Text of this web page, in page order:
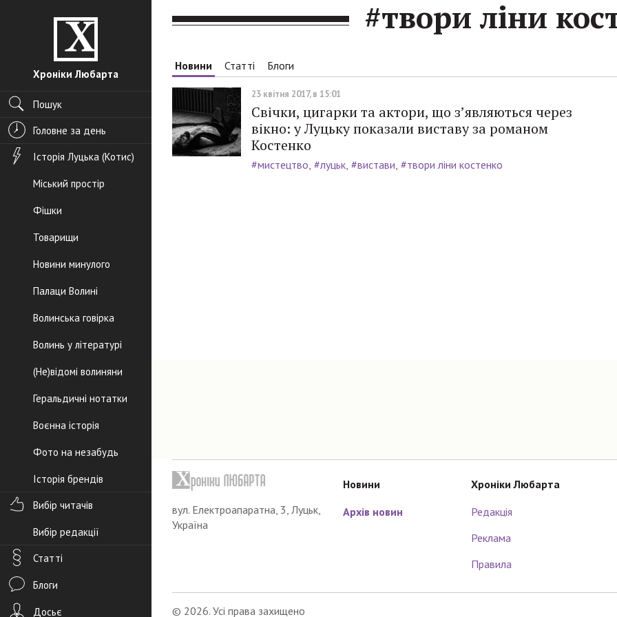
Хроніки Любарта
Пошук
Головне за день
Історія Луцька (Котис)
Міський простір
Фішки
Товарищи
Новини минулого
Палаци Волині
Волинська говірка
Волинь у літературі
(Не)відомі волиняни
Геральдичні нотатки
Воєнна історія
Фото на незабудь
Історія брендів
Вибір читачів
Вибір редакції
Статті
Блоги
Досьє
#твори ліни
Новини Статті Блоги
23 квітня 2017, в 15:01
Свічки, цигарки та актори, що з’являються через
вікно: у Луцьку показали виставу за романом
Костенко
#мистецтво #луцьк #вистави #твори ліни костенко
вул. Електроапаратна, 3, Луцьк,
Україна
Новини
Архів новин
Хроніки Любарта
Редакція
Реклама
Правила
© 2026. Усі права захищено